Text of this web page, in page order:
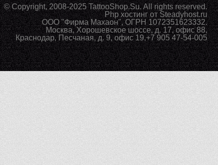
© Copyright, 2008-2025TattooShop.Su. All rights reserved.
Php хостингот Steadyhost.ru
ООО "Фирма Махаон", ОГРН 1072351623332.
Москва,Хорошевское шоссе, д. 17, офис 88,
Краснодар,Песчаная, д. 9, офис 19,+7 905 47-54-005